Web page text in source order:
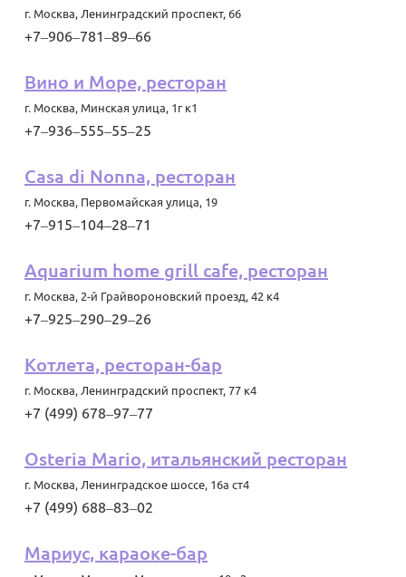
г. Москва, Ленинградский проспект, 66
+7‒906‒781‒89‒66
Вино и Море, ресторан
г. Москва, Минская улица, 1г к1
+7‒936‒555‒55‒25
Casa di Nonna, ресторан
г. Москва, Первомайская улица, 19
+7‒915‒104‒28‒71
Aquarium home grill cafe, ресторан
г. Москва, 2-й Грайвороновский проезд, 42 к4
+7‒925‒290‒29‒26
Котлета, ресторан-бар
г. Москва, Ленинградский проспект, 77 к4
+7 (499) 678‒97‒77
Osteria Mario, итальянский ресторан
г. Москва, Ленинградское шоссе, 16а ст4
+7 (499) 688‒83‒02
Мариус, караоке-бар